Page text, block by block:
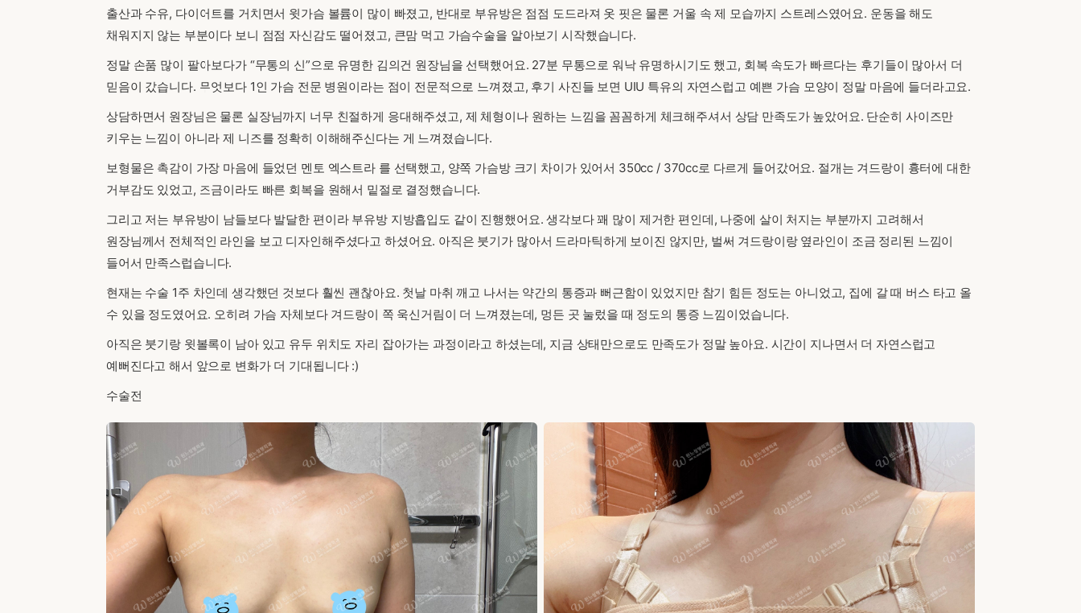
출산과 수유, 다이어트를 거치면서 윗가슴 볼륨이 많이 빠졌고, 반대로 부유방은 점점 도드라져 옷 핏은 물론 거울 속 제 모습까지 스트레스였어요. 운동을 해도
채워지지 않는 부분이다 보니 점점 자신감도 떨어졌고, 큰맘 먹고 가슴수술을 알아보기 시작했습니다.
정말 손품 많이 팔아보다가 “무통의 신”으로 유명한 김의건 원장님을 선택했어요. 27분 무통으로 워낙 유명하시기도 했고, 회복 속도가 빠르다는 후기들이 많아서 더
믿음이 갔습니다. 무엇보다 1인 가슴 전문 병원이라는 점이 전문적으로 느껴졌고, 후기 사진들 보면 UIU 특유의 자연스럽고 예쁜 가슴 모양이 정말 마음에 들더라고요.
상담하면서 원장님은 물론 실장님까지 너무 친절하게 응대해주셨고, 제 체형이나 원하는 느낌을 꼼꼼하게 체크해주셔서 상담 만족도가 높았어요. 단순히 사이즈만
키우는 느낌이 아니라 제 니즈를 정확히 이해해주신다는 게 느껴졌습니다.
보형물은 촉감이 가장 마음에 들었던 멘토 엑스트라 를 선택했고, 양쪽 가슴방 크기 차이가 있어서 350cc / 370cc로 다르게 들어갔어요. 절개는 겨드랑이 흉터에 대한
거부감도 있었고, 조금이라도 빠른 회복을 원해서 밑절로 결정했습니다.
그리고 저는 부유방이 남들보다 발달한 편이라 부유방 지방흡입도 같이 진행했어요. 생각보다 꽤 많이 제거한 편인데, 나중에 살이 처지는 부분까지 고려해서
원장님께서 전체적인 라인을 보고 디자인해주셨다고 하셨어요. 아직은 붓기가 많아서 드라마틱하게 보이진 않지만, 벌써 겨드랑이랑 옆라인이 조금 정리된 느낌이
들어서 만족스럽습니다.
현재는 수술 1주 차인데 생각했던 것보다 훨씬 괜찮아요. 첫날 마취 깨고 나서는 약간의 통증과 뻐근함이 있었지만 참기 힘든 정도는 아니었고, 집에 갈 때 버스 타고 올
수 있을 정도였어요. 오히려 가슴 자체보다 겨드랑이 쪽 욱신거림이 더 느껴졌는데, 멍든 곳 눌렀을 때 정도의 통증 느낌이었습니다.
아직은 붓기랑 윗볼록이 남아 있고 유두 위치도 자리 잡아가는 과정이라고 하셨는데, 지금 상태만으로도 만족도가 정말 높아요. 시간이 지나면서 더 자연스럽고
예뻐진다고 해서 앞으로 변화가 더 기대됩니다 :)
수술전